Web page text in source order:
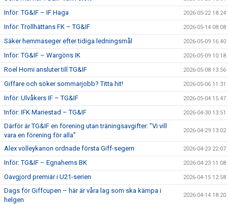
Inför: TG&IF – IF Haga 2026-05-22 18:24
Inför: Trollhättans FK – TG&IF 2026-05-14 08:08
Säker hemmaseger efter tidiga ledningsmål 2026-05-09 16:40
Inför: TG&IF – Wargöns IK 2026-05-09 10:18
Roel Homi ansluter till TG&IF 2026-05-08 13:56
Giffare och söker sommarjobb? Titta hit! 2026-05-06 11:31
Inför: Ulvåkers IF – TG&IF 2026-05-04 15:47
Inför: IFK Mariestad – TG&IF 2026-04-30 13:51
Därför är TG&IF en förening utan träningsavgifter: ”Vi vill
vara en förening för alla”
2026-04-29 13:02
Alex volleykanon ordnade första Giff-segern 2026-04-23 22:07
Inför: TG&IF – Egnahems BK 2026-04-23 11:08
Oavgjord premiär i U21-serien 2026-04-15 12:58
Dags för Giffcupen – här är våra lag som ska kämpa i
helgen
2026-04-14 18:20